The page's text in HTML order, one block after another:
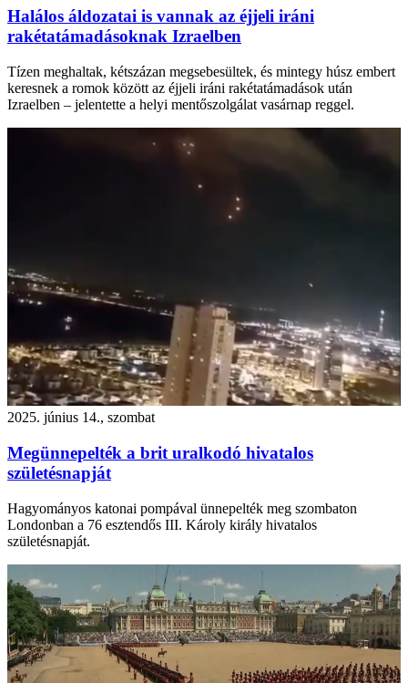
Halálos áldozatai is vannak az éjjeli iráni
rakétatámadásoknak Izraelben
Tízen meghaltak, kétszázan megsebesültek, és mintegy húsz embert
keresnek a romok között az éjjeli iráni rakétatámadások után
Izraelben – jelentette a helyi mentőszolgálat vasárnap reggel.
2025. június 14., szombat
Megünnepelték a brit uralkodó hivatalos
születésnapját
Hagyományos katonai pompával ünnepelték meg szombaton
Londonban a 76 esztendős III. Károly király hivatalos
születésnapját.